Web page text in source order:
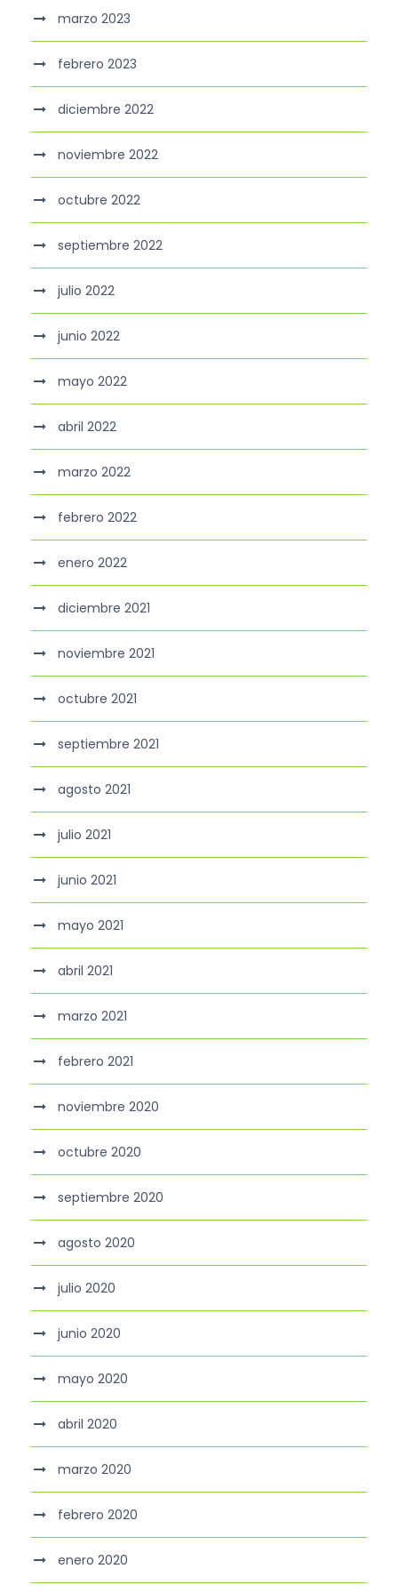
marzo 2023
febrero 2023
diciembre 2022
noviembre 2022
octubre 2022
septiembre 2022
julio 2022
junio 2022
mayo 2022
abril 2022
marzo 2022
febrero 2022
enero 2022
diciembre 2021
noviembre 2021
octubre 2021
septiembre 2021
agosto 2021
julio 2021
junio 2021
mayo 2021
abril 2021
marzo 2021
febrero 2021
noviembre 2020
octubre 2020
septiembre 2020
agosto 2020
julio 2020
junio 2020
mayo 2020
abril 2020
marzo 2020
febrero 2020
enero 2020